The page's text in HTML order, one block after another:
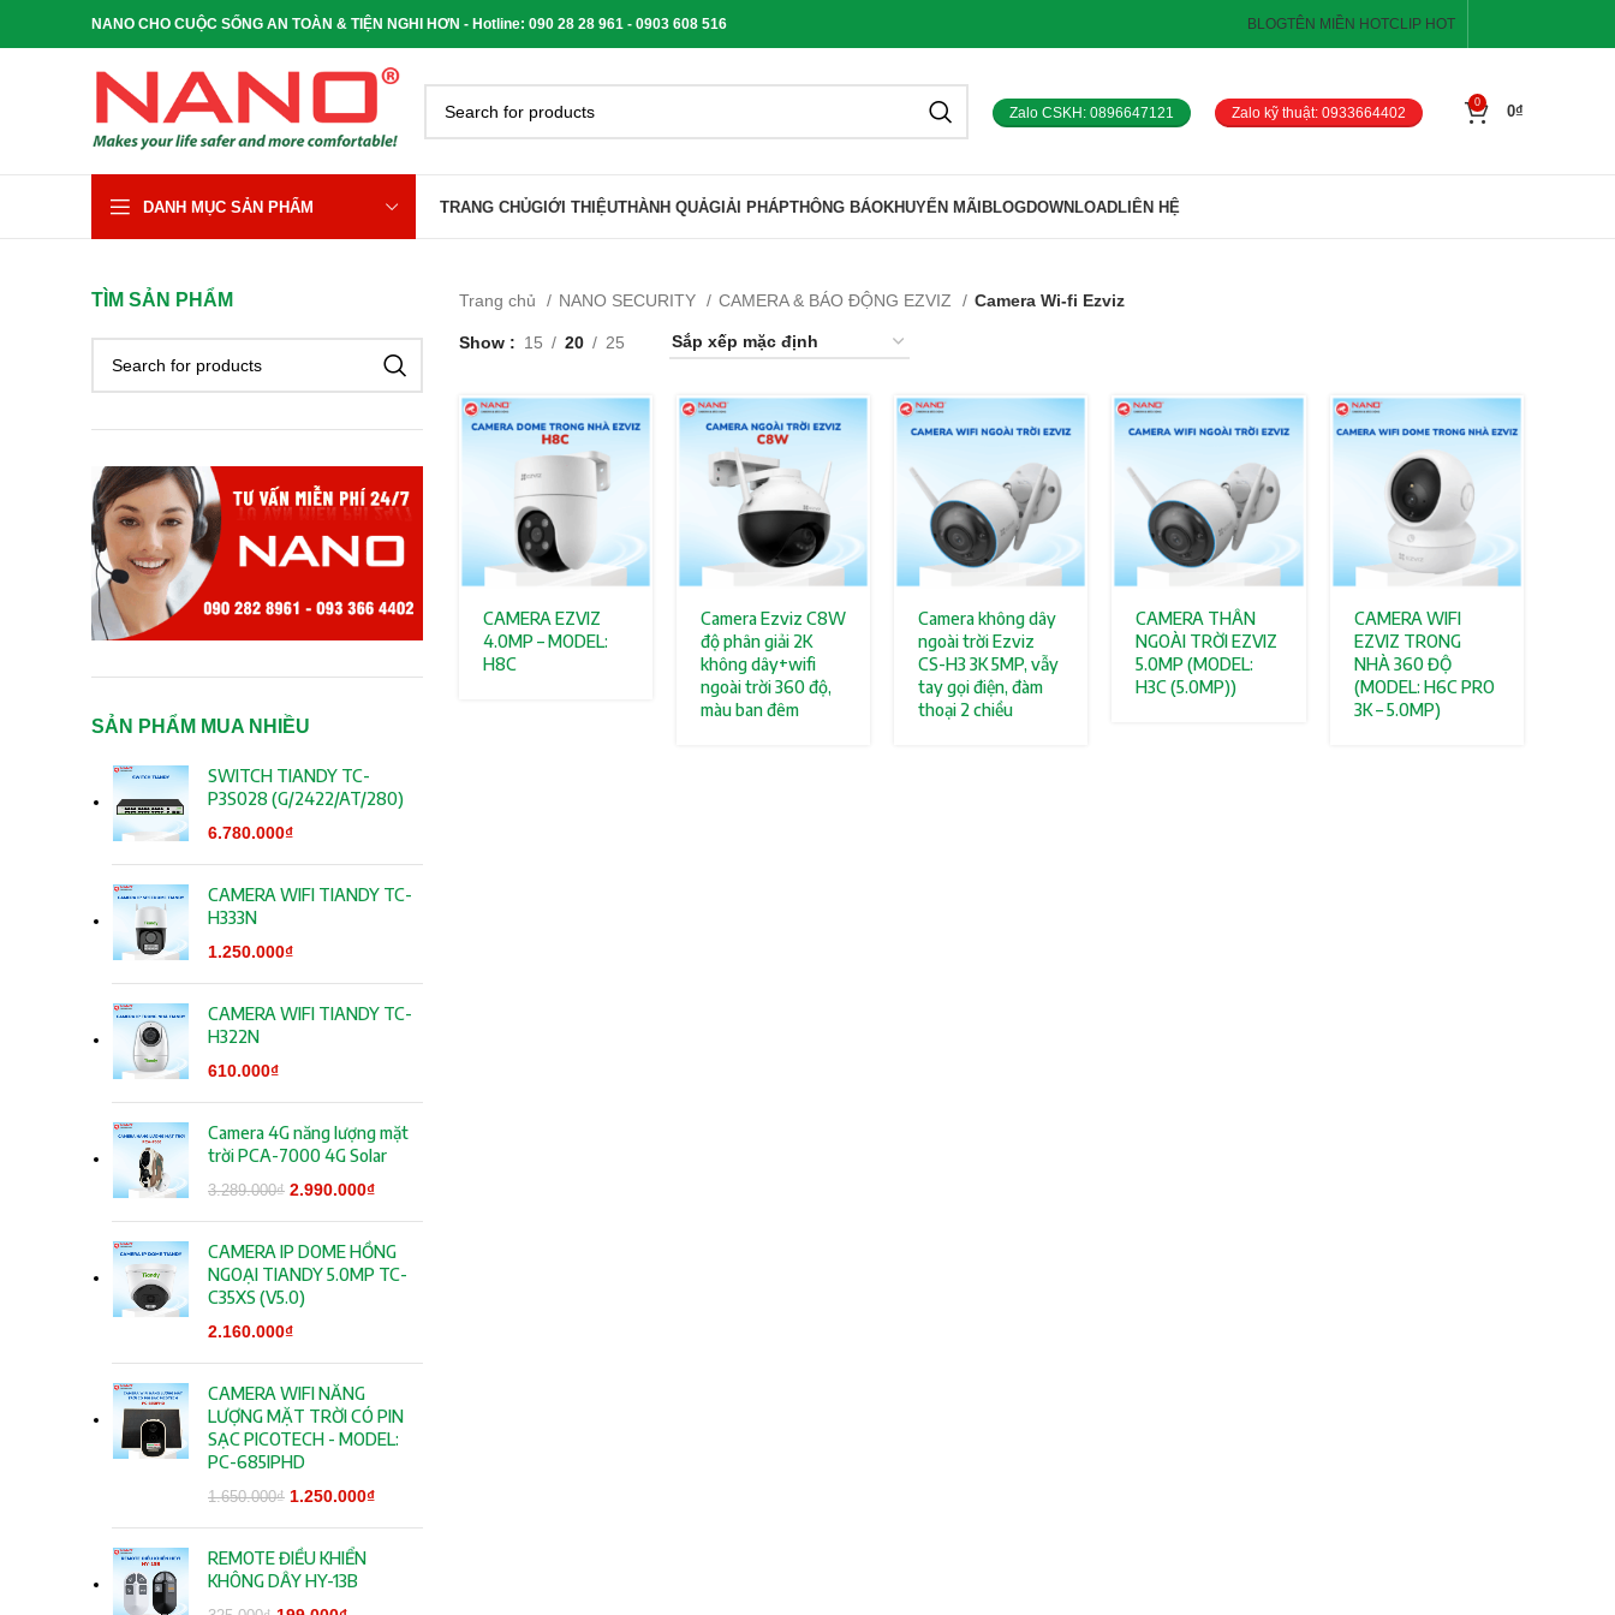
NANO CHO CUỘC SỐNG AN TOÀN & TIỆN NGHI HƠN - Hotline: 090 28 28 961 - 0903 608 516 BLOGTÊN MIỀN HOTCLIP HOT
Zalo CSKH: 0896647121 Zalo kỹ thuật: 0933664402
0
0₫
DANH MỤC SẢN PHẨM TRANG CHỦGIỚI THIỆUTHÀNH QUẢGIẢI PHÁPTHÔNG BÁOKHUYẾN MÃIBLOGDOWNLOADLIÊN HỆ
TÌM SẢN PHẨM
SẢN PHẨM MUA NHIỀU
SWITCH TIANDY TC-
P3S028 (G/2422/AT/280)
6.780.000₫
CAMERA WIFI TIANDY TC-
H333N
1.250.000₫
CAMERA WIFI TIANDY TC-
H322N
610.000₫
Camera 4G năng lượng mặt
trời PCA-7000 4G Solar
3.289.000₫ Giá gốc là:
2.990.000₫
2.990.000₫.
CAMERA IP DOME HỒNG
NGOẠI TIANDY 5.0MP TC-
C35XS (V5.0)
2.160.000₫
CAMERA WIFI NĂNG
LƯỢNG MẶT TRỜI CÓ PIN
SẠC PICOTECH - MODEL:
PC-685IPHD
1.650.000₫ Giá gốc là:
1.250.000₫
REMOTE ĐIỀU KHIỂN
KHÔNG DÂY HY-13B
Trang chủ NANO SECURITY CAMERA & BÁO ĐỘNG EZVIZ Camera Wi-fi Ezviz
Show 15 20 25
CAMERA EZVIZ
4.0MP – MODEL:
H8C
Camera Ezviz C8W
độ phân giải 2K
không dây+wifi
ngoài trời 360 độ,
màu ban đêm
Camera không dây
ngoài trời Ezviz
CS-H3 3K 5MP, vẫy
tay gọi điện, đàm
thoại 2 chiều
CAMERA THÂN
NGOÀI TRỜI EZVIZ
5.0MP (MODEL:
H3C (5.0MP))
CAMERA WIFI
EZVIZ TRONG
NHÀ 360 ĐỘ
(MODEL: H6C PRO
3K – 5.0MP)